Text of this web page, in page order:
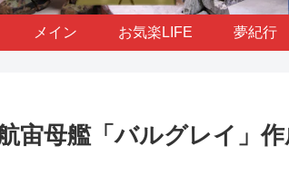
メイン お気楽LIFE 夢紀行
宙母艦「バルグレイ」